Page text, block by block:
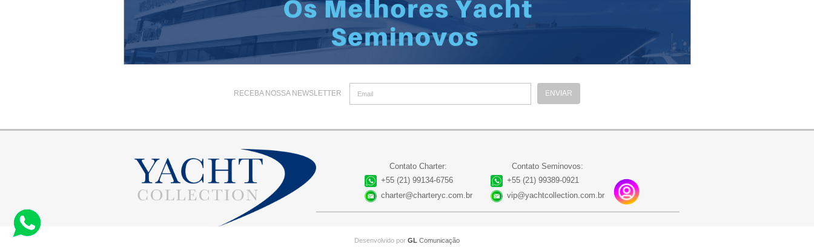
RECEBA NOSSA NEWSLETTER ENVIAR
Contato Charter:
+55 (21) 99134-6756
charter@charteryc.com.br
Contato Seminovos:
+55 (21) 99389-0921
vip@yachtcollection.com.br
Desenvolvido por GL Comunicação